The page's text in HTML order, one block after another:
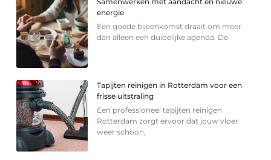
energie
Een goede bijeenkomst draait om meer
dan alleen een duidelijke agenda. De
Tapijten reinigen in Rotterdam voor een
frisse uitstraling
Een professioneel tapijten reinigen
Rotterdam zorgt ervoor dat jouw vloer
weer schoon,